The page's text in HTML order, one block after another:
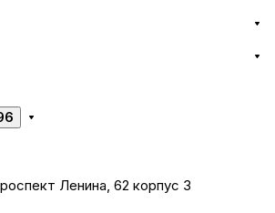
Ленина, 62 корпус 3